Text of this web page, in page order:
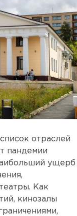
отраслей
пандемии
ущерб
Как
кинозалы